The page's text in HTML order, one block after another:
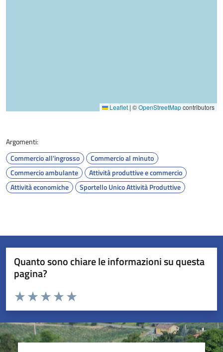
Leaflet | ©OpenStreetMapcontributors
Argomenti:
Commercio all'ingrosso
Commercio al minuto
Commercio ambulante
Attività produttive e commercio
Attività economiche
Sportello Unico Attività Produttive
Quanto sono chiare le informazioni su questa
pagina?
Valuta da 1 a 5 stelle la pagina
Valuta 5 stelle su 5
Valuta 4 stelle su 5
Valuta 3 stelle su 5
Valuta 2 stelle su 5
Valuta 1 stelle su 5